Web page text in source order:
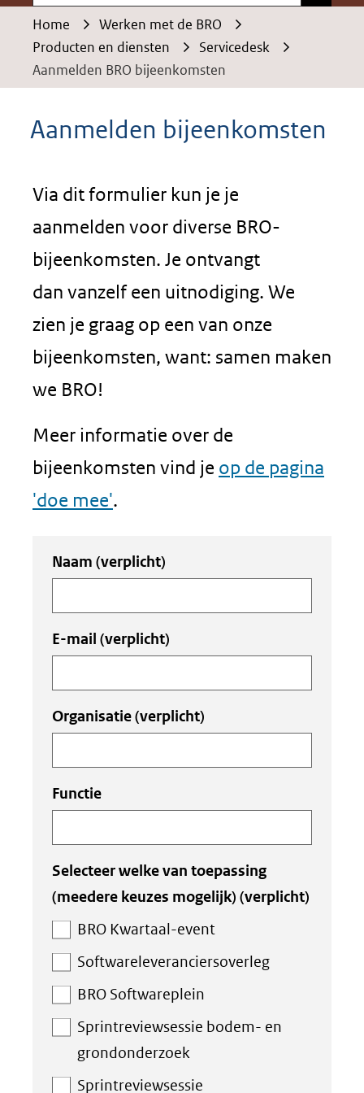
Home
Werken met de BRO
Producten en diensten
Servicedesk
Aanmelden BRO bijeenkomsten
Aanmelden bijeenkomsten
Via dit formulier kun je je
aanmelden voor diverse BRO-
bijeenkomsten. Je ontvangt
dan vanzelf een uitnodiging. We
zien je graag op een van onze
bijeenkomsten, want: samen maken
we BRO!
Meer informatie over de
bijeenkomsten vind je op de pagina
'doe mee'.
Uw
Naam (verplicht)
E-mail (verplicht)
Organisatie(verplicht)
Functie
Selecteer welke van toepassing
(meedere keuzes mogelijk) (verplicht)
BRO Kwartaal-event
Softwareleveranciersoverleg
BRO Softwareplein
Sprintreviewsessie bodem- en
grondonderzoek
Sprintreviewsessie